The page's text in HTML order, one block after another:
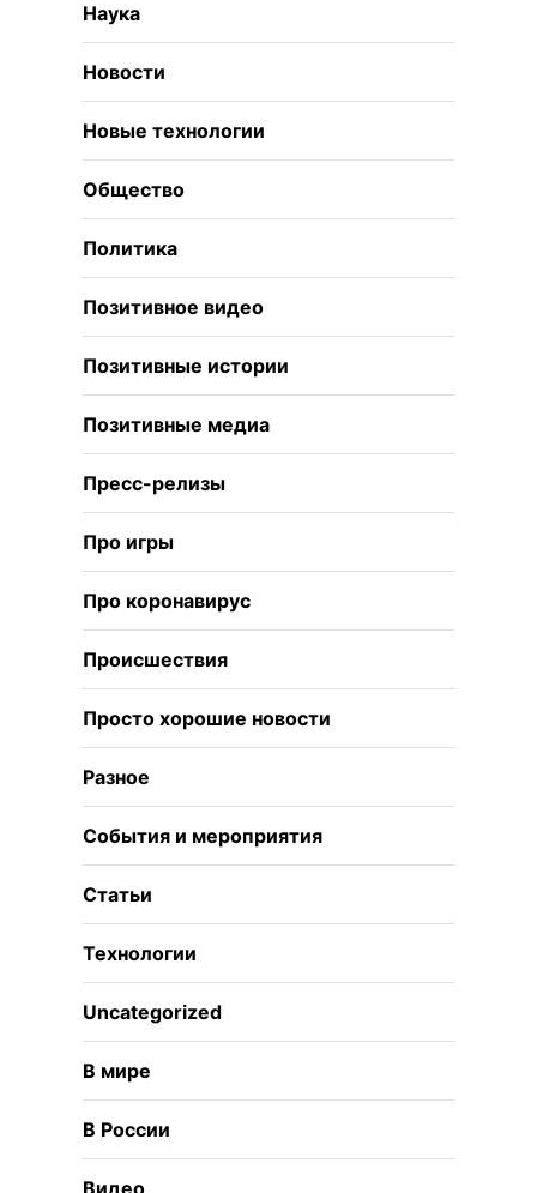
Наука
Новости
Новые технологии
Общество
Политика
Позитивное видео
Позитивные истории
Позитивные медиа
Пресс-релизы
Про игры
Про коронавирус
Происшествия
Просто хорошие новости
Разное
События и мероприятия
Статьи
Технологии
Uncategorized
В мире
В России